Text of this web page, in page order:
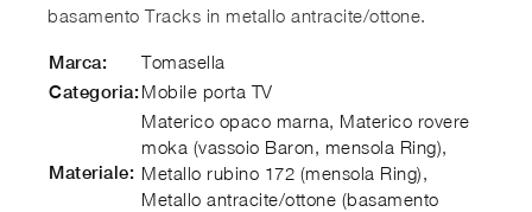
basamento Tracks in metallo antracite/ottone.
Marca: Tomasella
Categoria:Mobile porta TV
Materiale:
Materico opaco marna, Materico rovere
moka (vassoio Baron, mensola Ring),
Metallo rubino 172 (mensola Ring),
Metallo antracite/ottone (basamento